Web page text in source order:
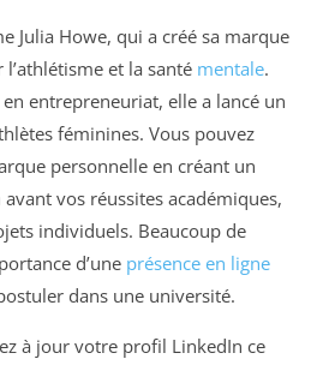
Julia Howe, qui a créé sa marque
et la santé mentale.
entrepreneuriat, elle a lancé un
féminines. Vous pouvez
personnelle en créant un
vos réussites académiques,
individuels. Beaucoup de
d’une présence en ligne
dans une université.
à jour votre profil LinkedIn ce